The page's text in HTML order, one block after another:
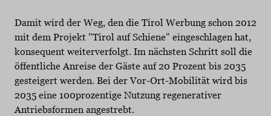
Damit wird der Weg, den die Tirol Werbung schon 2012
mit dem Projekt "Tirol auf Schiene" eingeschlagen hat,
konsequent weiterverfolgt. Im nächsten Schritt soll die
öffentliche Anreise der Gäste auf 20 Prozent bis 2035
gesteigert werden. Bei der Vor-Ort-Mobilität wird bis
2035 eine 100prozentige Nutzung regenerativer
Antriebsformen angestrebt.